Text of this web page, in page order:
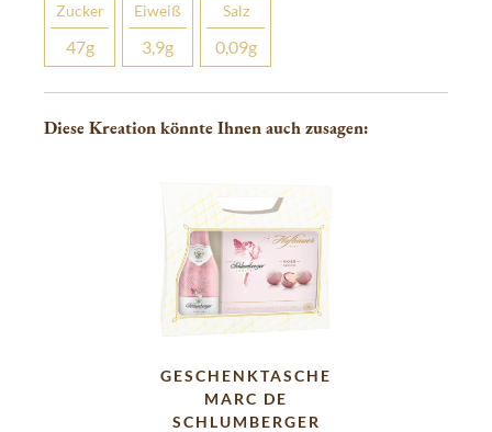
Zucker
47g
Eiweiß
3,9g
Salz
0,09g
Diese Kreation könnte Ihnen auch zusagen:
GESCHENKTASCHE
MARC DE
SCHLUMBERGER